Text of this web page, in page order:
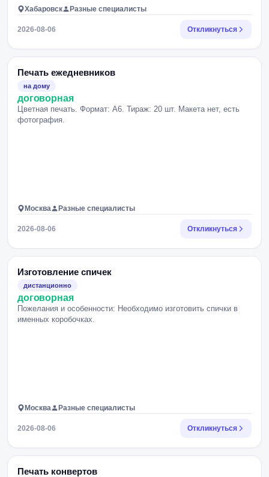
Хабаровск Разные специалисты
2026-08-06 Откликнуться
Печать ежедневников
на дому
договорная
Цветная печать. Формат: А6. Тираж: 20 шт. Макета нет, есть
фотография.
Москва Разные специалисты
2026-08-06 Откликнуться
Изготовление спичек
дистанционно
договорная
Пожелания и особенности: Необходимо изготовить спички в
именных коробочках.
Москва Разные специалисты
2026-08-06 Откликнуться
Печать конвертов